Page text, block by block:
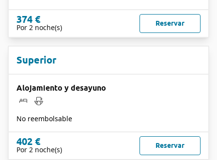
374 €
Por 2 noche(s) Reservar
Superior
Alojamiento y desayuno
No reembolsable
402 €
Por 2 noche(s) Reservar